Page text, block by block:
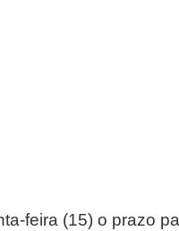
feira (15) o prazo